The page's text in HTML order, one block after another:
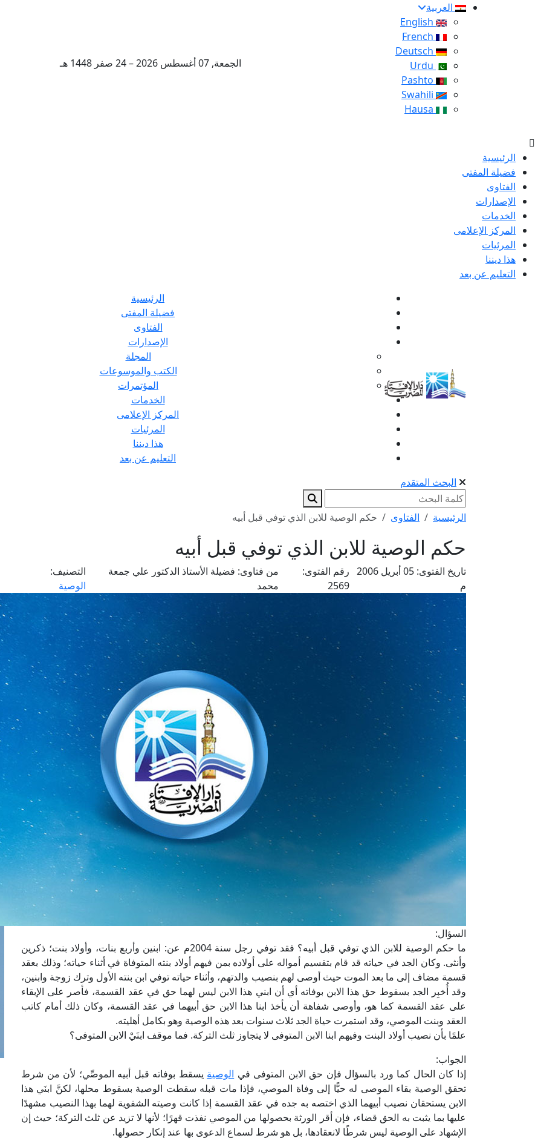
العربية
الجمعة, 07 أغسطس 2026 – 24 صفر 1448 هـ
الرئيسية
فضيلة المفتى
الفتاوى
الإصدارات
الخدمات
المركز الإعلامى
المرئيات
هذا ديننا
التعليم عن بعد
الرئيسية
فضيلة المفتى
الفتاوى
الإصدارات
المجلة
الكتب والموسوعات
المؤتمرات
الخدمات
المركز الإعلامى
المرئيات
هذا ديننا
التعليم عن بعد
البحث المتقدم
الرئيسية الفتاوى حكم الوصية للابن الذي توفي قبل أبيه
حكم الوصية للابن الذي توفي قبل أبيه
تاريخ الفتوى:
05 أبريل 2006
م
رقم الفتوى:
2569
من فتاوى: فضيلة الأستاذ الدكتور علي جمعة
محمد
التصنيف:
الوصية
السؤال:
ما حكم الوصية للابن الذي توفي قبل أبيه؟ فقد توفي رجل سنة 2004م عن: ابنين وأربع بنات، وأولاد بنت؛ ذكرين
وأنثى. وكان الجد في حياته قد قام بتقسيم أمواله على أولاده بمن فيهم أولاد بنته المتوفاة في أثناء حياته؛ وذلك بعقد
قسمة مضاف إلى ما بعد الموت حيث أوصى لهم بنصيب والدتهم، وأثناء حياته توفي ابن بنته الأول وترك زوجة وابنين،
وقد أُخبِر الجد بسقوط حق هذا الابن بوفاته أي أن ابني هذا الابن ليس لهما حق في عقد القسمة، فأصر على الإبقاء
على عقد القسمة كما هو، وأوصى شفاهة أن يأخذ ابنا هذا الابن حق أبيهما في عقد القسمة، وكان ذلك أمام كاتب
العقد وبنت الموصي، وقد استمرت حياة الجد ثلاث سنوات بعد هذه الوصية وهو بكامل أهليته.
علمًا بأن نصيب أولاد البنت وفيهم ابنا الابن المتوفى لا يتجاوز ثلث التركة. فما موقف ابنَيْ الابن المتوفى؟
الجواب:
إذا كان الحال كما ورد بالسؤال فإن حق الابن المتوفى في الوصية يسقط بوفاته قبل أبيه الموصِّي؛ لأن من شرط
تحقق الوصية بقاء الموصى له حيًّا إلى وفاة الموصي، فإذا مات قبله سقطت الوصية بسقوط محلها، لكنَّ ابنَي هذا
الابن يستحقان نصيب أبيهما الذي اختصه به جده في عقد القسمة إذا كانت وصيته الشفوية لهما بهذا النصيب مشهدًا
عليها بما يثبت به الحق قضاء، فإن أقر الورثة بحصولها من الموصي نفذت قهرًا؛ لأنها لا تزيد عن ثلث التركة؛ حيث إن
الإشهاد على الوصية ليس شرطًا لانعقادها، بل هو شرط لسماع الدعوى بها عند إنكار حصولها.